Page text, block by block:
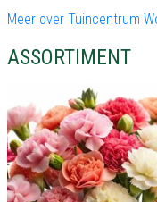
Meer over Tuincentrum
ASSORTIMENT